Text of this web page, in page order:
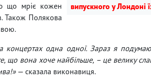
випускного у Лондоні
що мріє кожен
Також Полякова
концертах одна одної. Зараз я
що вона хоче найбільше, – це велику
— сказала виконавиця.